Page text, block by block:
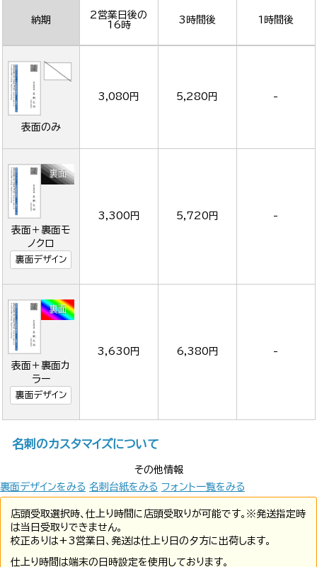
納期
2営業日後の
16時
3時間後 1時間後
表面のみ
3,080円 5,280円 -
表面＋裏面モ
ノクロ
裏面デザイン
3,300円 5,720円 -
表面＋裏面カ
ラー
裏面デザイン
3,630円 6,380円 -
名刺のカスタマイズについて
その他情報
裏面デザインをみる 名刺台紙をみる フォント一覧をみる
店頭受取選択時、仕上り時間に店頭受取りが可能です。※発送指定時
は当日受取りできません。
校正ありは+3営業日、発送は仕上り日の夕方に出荷します。
仕上り時間は端末の日時設定を使用しております。